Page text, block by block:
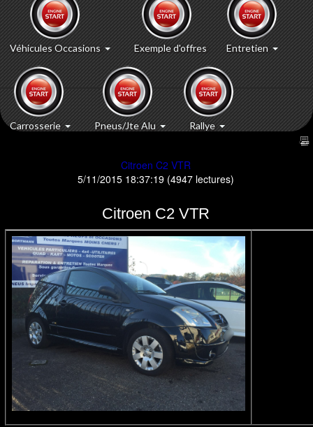
Véhicules Occasions Exemple d'offres Entretien
Carrosserie Pneus/Jte Alu Rallye
Citroen C2 VTR
5/11/2015 18:37:19(4947 lectures)
Citroen C2 VTR